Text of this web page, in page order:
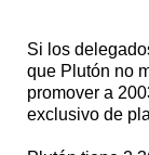
Si los
que Plutón no
promover a
exclusivo de